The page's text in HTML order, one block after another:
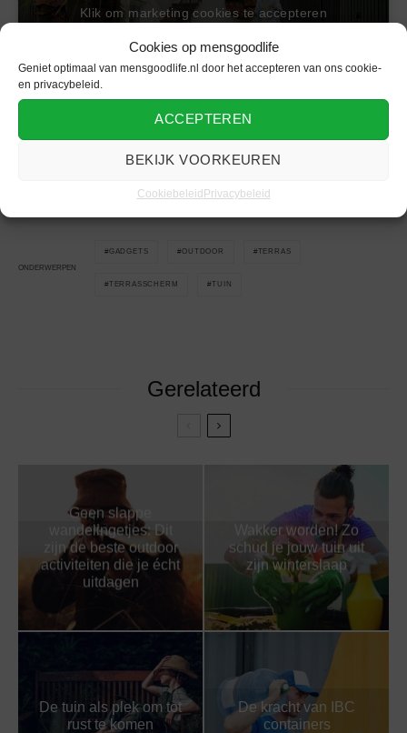
Cookies op mensgoodlife
Geniet optimaal van mensgoodlife.nl door het accepteren van ons cookie-
en privacybeleid.
ACCEPTEREN
BEKIJK VOORKEUREN
CookiebeleidPrivacybeleid
Klik om marketing cookies te accepteren
tuin en outdoor nieuwsoplifestyle blog
ONDERWERPEN
GADGETS OUTDOOR TERRAS
TERRASSCHERM TUIN
Gerelateerd
Geen slappe
wandelingetjes: Dit
zijn de beste outdoor
activiteiten die je écht
uitdagen
Wakker worden! Zo
schud je jouw tuin uit
zijn winterslaap
De tuin als plek om tot
rust te komen
De kracht van IBC
containers